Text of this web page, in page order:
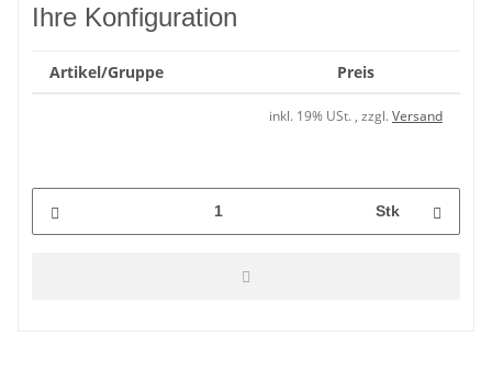
Ihre Konfiguration
Artikel/Gruppe Preis
inkl. 19% USt. , zzgl.Versand
Stk